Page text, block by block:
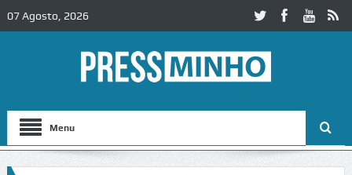
07 Agosto, 2026
Menu